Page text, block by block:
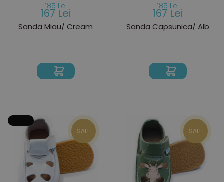
185 Lei
167 Lei
Sanda Miau/ Cream
185 Lei
167 Lei
Sanda Capsunica/ Alb
SALE SALE